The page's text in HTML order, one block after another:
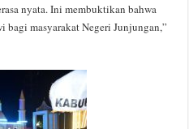
nyata. Ini membuktikan bahwa
bagi masyarakat Negeri Junjungan,”